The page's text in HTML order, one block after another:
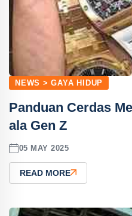
NEWS > GAYA HIDUP
Panduan Cerdas
ala Gen Z
05 MAY 2025
READ MORE